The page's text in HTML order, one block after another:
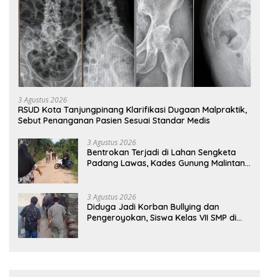
3 Agustus 2026
RSUD Kota Tanjungpinang Klarifikasi Dugaan Malpraktik,
Sebut Penanganan Pasien Sesuai Standar Medis
3 Agustus 2026
Bentrokan Terjadi di Lahan Sengketa
Padang Lawas, Kades Gunung Malintang
3 Agustus 2026
Diduga Jadi Korban Bullying dan
Pengeroyokan, Siswa Kelas VII SMP di